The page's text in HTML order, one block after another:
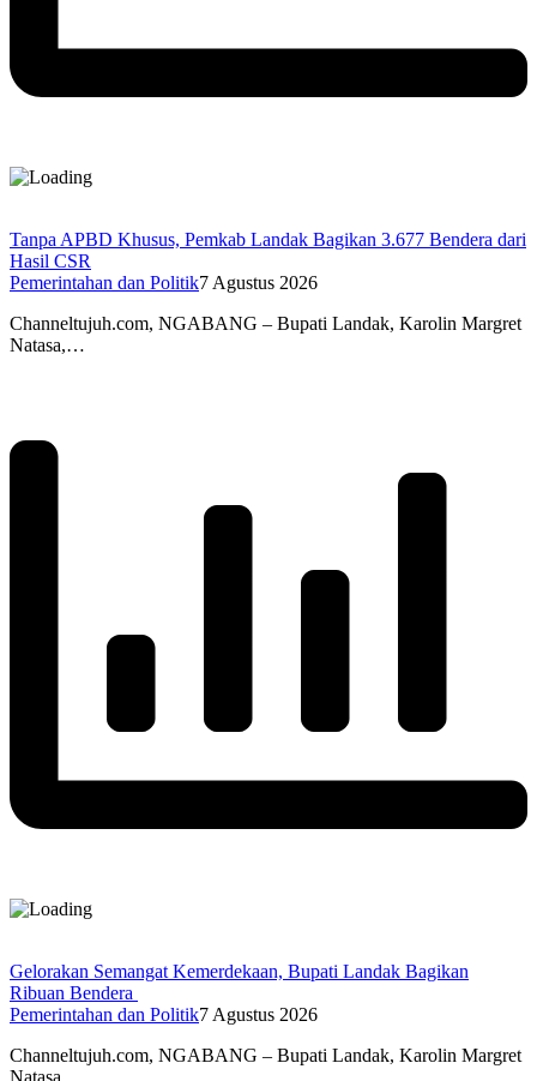
Tanpa APBD Khusus, Pemkab Landak Bagikan 3.677 Bendera dari
Hasil CSR
Pemerintahan dan Politik7 Agustus 2026
Channeltujuh.com, NGABANG – Bupati Landak, Karolin Margret
Natasa,…
Gelorakan Semangat Kemerdekaan, Bupati Landak Bagikan
Ribuan Bendera
Pemerintahan dan Politik7 Agustus 2026
Channeltujuh.com, NGABANG – Bupati Landak, Karolin Margret